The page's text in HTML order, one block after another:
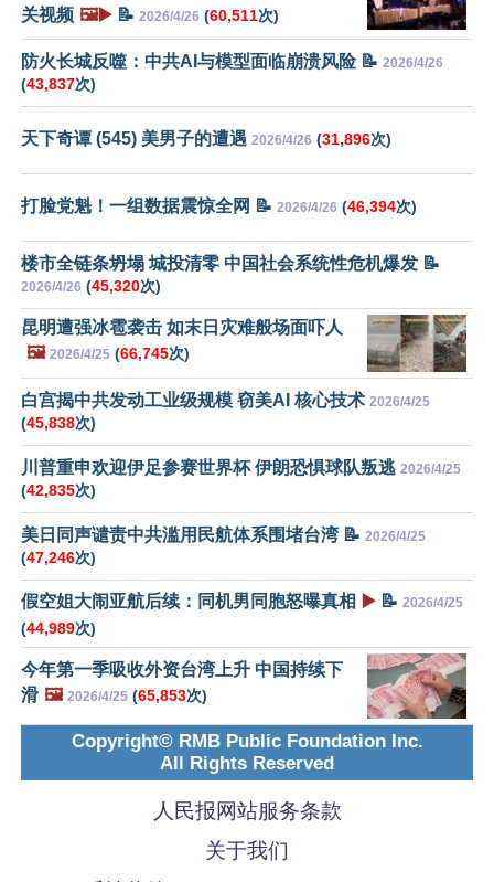
关视频 🖼️▶️ 📝 2026/4/26 (60,511次)
防火长城反噬：中共AI与模型面临崩溃风险 📝 2026/4/26
(43,837次)
天下奇谭 (545) 美男子的遭遇 2026/4/26 (31,896次)
打脸党魁！一组数据震惊全网 📝 2026/4/26 (46,394次)
楼市全链条坍塌 城投清零 中国社会系统性危机爆发 📝
2026/4/26 (45,320次)
昆明遭强冰雹袭击 如末日灾难般场面吓人
🖼️ 2026/4/25 (66,745次)
白宫揭中共发动工业级规模 窃美AI 核心技术 2026/4/25
(45,838次)
川普重申欢迎伊足参赛世界杯 伊朗恐惧球队叛逃 2026/4/25
(42,835次)
美日同声谴责中共滥用民航体系围堵台湾 📝 2026/4/25
(47,246次)
假空姐大闹亚航后续：同机男同胞怒曝真相 ▶️ 📝 2026/4/25
(44,989次)
今年第一季吸收外资台湾上升 中国持续下
滑 🖼️ 2026/4/25 (65,853次)
Copyright© RMB Public Foundation Inc.
All Rights Reserved
人民报网站服务条款
关于我们